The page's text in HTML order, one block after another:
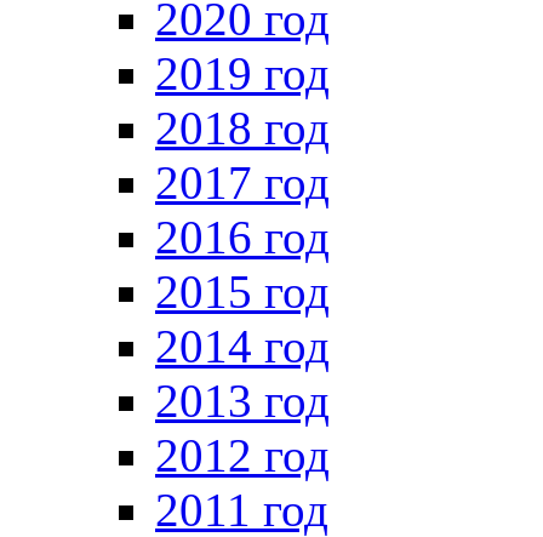
2020 год
2019 год
2018 год
2017 год
2016 год
2015 год
2014 год
2013 год
2012 год
2011 год